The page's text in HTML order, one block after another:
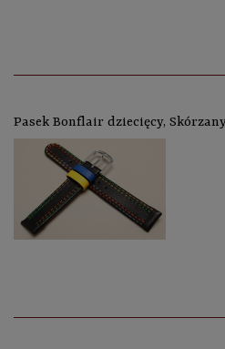
Pasek Bonflair dziecięcy,